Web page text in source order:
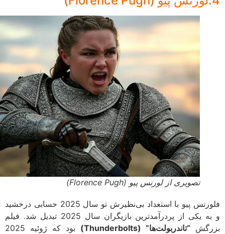
تصویری از لورنس پیو (Florence Pugh)
فلورنس پیو با استعداد بی‌نظیرش تو سال 2025 حسابی درخشید
و به یکی از پردرآمدترین بازیگران سال 2025 تبدیل شد. فیلم
“تاندربولت‌ها” (Thunderbolts)
بود که ژوئیه 2025